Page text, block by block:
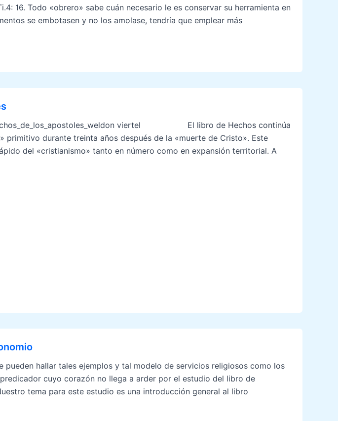
16. Todo «obrero» sabe cuán necesario le es conservar su herramienta en
se embotasen y no los amolase, tendría que emplear más
viertel El libro de Hechos continúa
primitivo durante treinta años después de la «muerte de Cristo». Este
del «cristia­nismo» tanto en número como en expansión territorial. A
pueden hallar tales ejemplos y tal modelo de servicios religiosos como los
cuyo corazón no llega a arder por el estudio del libro de
tema para este estudio es una introducción general al libro